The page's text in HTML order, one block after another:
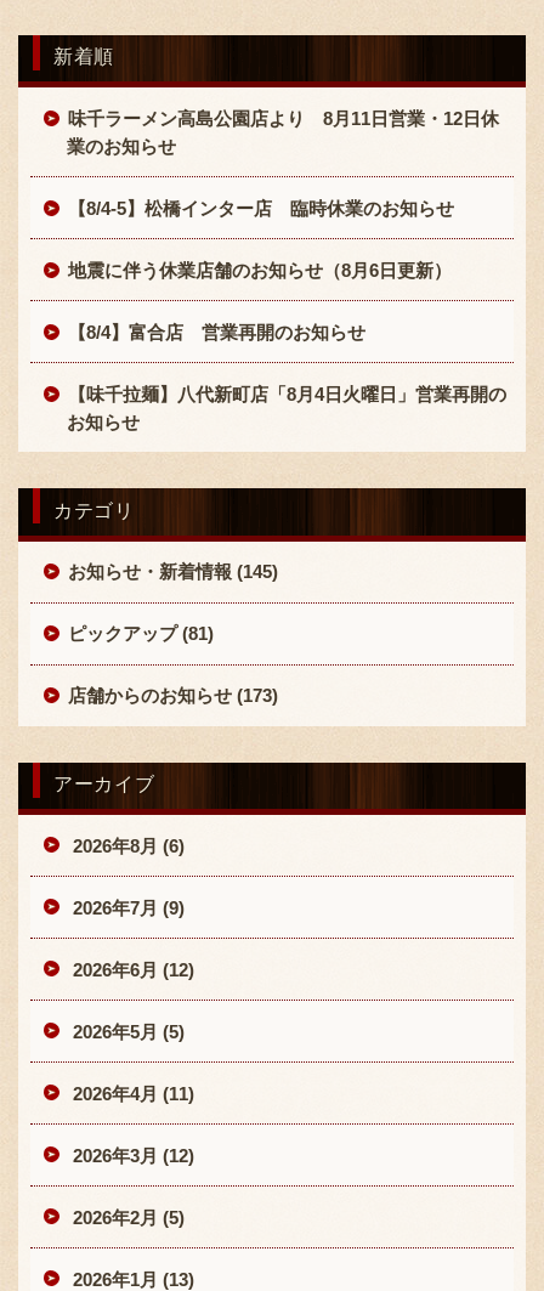
TEL:096-349-2222
FAX:096-349-2288
新着順
味千ラーメン高島公園店より 8月11日営業・12日休
業のお知らせ
【8/4-5】松橋インター店 臨時休業のお知らせ
地震に伴う休業店舗のお知らせ（8月6日更新）
【8/4】富合店 営業再開のお知らせ
【味千拉麺】八代新町店「8月4日火曜日」営業再開の
お知らせ
カテゴリ
お知らせ・新着情報 (145)
ピックアップ (81)
店舗からのお知らせ (173)
アーカイブ
2026年8月 (6)
2026年7月 (9)
2026年6月 (12)
2026年5月 (5)
2026年4月 (11)
2026年3月 (12)
2026年2月 (5)
2026年1月 (13)